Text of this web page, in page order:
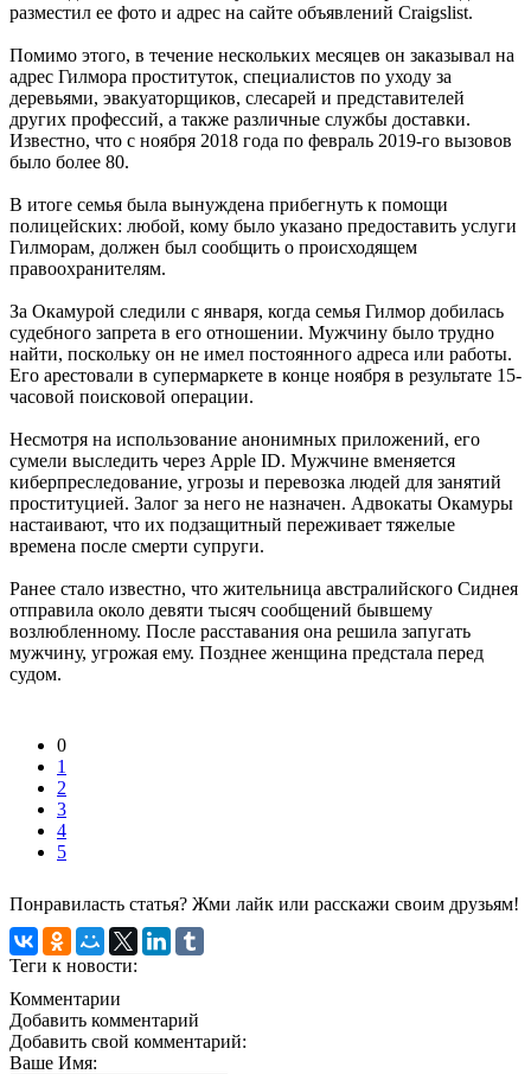
разместил ее фото и адрес на сайте объявлений Craigslist.
Помимо этого, в течение нескольких месяцев он заказывал на
адрес Гилмора проституток, специалистов по уходу за
деревьями, эвакуаторщиков, слесарей и представителей
других профессий, а также различные службы доставки.
Известно, что с ноября 2018 года по февраль 2019-го вызовов
было более 80.
В итоге семья была вынуждена прибегнуть к помощи
полицейских: любой, кому было указано предоставить услуги
Гилморам, должен был сообщить о происходящем
правоохранителям.
За Окамурой следили с января, когда семья Гилмор добилась
судебного запрета в его отношении. Мужчину было трудно
найти, поскольку он не имел постоянного адреса или работы.
Его арестовали в супермаркете в конце ноября в результате 15-
часовой поисковой операции.
Несмотря на использование анонимных приложений, его
сумели выследить через Apple ID. Мужчине вменяется
киберпреследование, угрозы и перевозка людей для занятий
проституцией. Залог за него не назначен. Адвокаты Окамуры
настаивают, что их подзащитный переживает тяжелые
времена после смерти супруги.
Ранее стало известно, что жительница австралийского Сиднея
отправила около девяти тысяч сообщений бывшему
возлюбленному. После расставания она решила запугать
мужчину, угрожая ему. Позднее женщина предстала перед
судом.
0
1
2
3
4
5
Понравиласть статья? Жми лайк или расскажи своим друзьям!
Теги к новости:
Комментарии
Добавить комментарий
Добавить свой комментарий:
Ваше Имя: